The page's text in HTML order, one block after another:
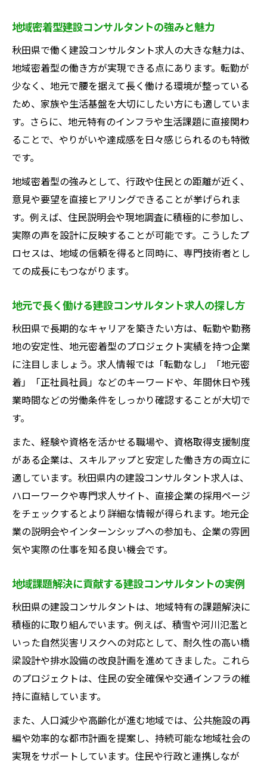
め方
転勤なし求人の建設コンサルタントに必要
な条件
地元勤務が叶う建設コンサルタントの選び
方
転勤を避けたい建設コンサルタント求人の
特徴
建設コンサルタント職で実現するキャリア
アップ戦略
資格取得を活かした建設コンサルタントの
成長方法
キャリア形成に役立つ建設コンサルタント
求人の選び方
現場経験と専門知識で高める建設コンサル
将来性の高い建設コンサルタント職のポイ
一般構造物設計の仕事内容とやりがいとは
建設コンサルタントが担う一般構造物設計
一般構造物設計で感じる建設コンサルタン
トのやりがい
建設コンサルタントとしての仕事内容の具
体例
設計業務を通じた建設コンサルタントの社
会貢献
建設コンサルタントに求められる設計スキ
資格取得で広がる建設業界の将来設計
資格取得が建設コンサルタント求人で活き
る理由
建設コンサルタントが目指すべき資格とは
何か
資格支援が充実した建設コンサルタント職
場の魅力
資格取得で広がる建設コンサルタントの活
躍の場
将来設計に役立つ建設コンサルタントの資
地域密着型建設コンサルタントの強みと魅力
秋田県で働く建設コンサルタント求人の大きな魅力は、
地域密着型の働き方が実現できる点にあります。転勤が
少なく、地元で腰を据えて長く働ける環境が整っている
ため、家族や生活基盤を大切にしたい方にも適していま
す。さらに、地元特有のインフラや生活課題に直接関わ
ることで、やりがいや達成感を日々感じられるのも特徴
です。
地域密着型の強みとして、行政や住民との距離が近く、
意見や要望を直接ヒアリングできることが挙げられま
す。例えば、住民説明会や現地調査に積極的に参加し、
実際の声を設計に反映することが可能です。こうしたプ
ロセスは、地域の信頼を得ると同時に、専門技術者とし
ての成長にもつながります。
地元で長く働ける建設コンサルタント求人の探し方
秋田県で長期的なキャリアを築きたい方は、転勤や勤務
地の安定性、地元密着型のプロジェクト実績を持つ企業
に注目しましょう。求人情報では「転勤なし」「地元密
着」「正社員社員」などのキーワードや、年間休日や残
業時間などの労働条件をしっかり確認することが大切で
す。
また、経験や資格を活かせる職場や、資格取得支援制度
がある企業は、スキルアップと安定した働き方の両立に
適しています。秋田県内の建設コンサルタント求人は、
ハローワークや専門求人サイト、直接企業の採用ページ
をチェックするとより詳細な情報が得られます。地元企
業の説明会やインターンシップへの参加も、企業の雰囲
気や実際の仕事を知る良い機会です。
地域課題解決に貢献する建設コンサルタントの実例
秋田県の建設コンサルタントは、地域特有の課題解決に
積極的に取り組んでいます。例えば、積雪や河川氾濫と
いった自然災害リスクへの対応として、耐久性の高い橋
梁設計や排水設備の改良計画を進めてきました。これら
のプロジェクトは、住民の安全確保や交通インフラの維
持に直結しています。
また、人口減少や高齢化が進む地域では、公共施設の再
編や効率的な都市計画を提案し、持続可能な地域社会の
実現をサポートしています。住民や行政と連携しなが